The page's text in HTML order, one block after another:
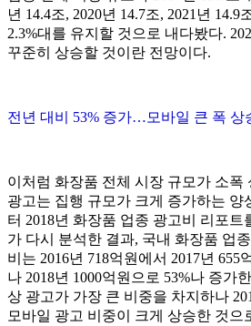
년 14.4조, 2020년 14.7조, 2021년 14.9
2.3%대를 유지할 것으로 내다봤다.
꾸준히 상승할 것이란 전망이다.
전년 대비 53% 증가…모바일 큰 폭 상
이처럼 화장품 전체 시장 규모가 소폭
광고는 집행 규모가 크게 증가하는 양
터 2018년 화장품 업종 광고비 리포트
가 다시 분석한 결과, 국내 화장품 업
비는 2016년 718억원에서 2017년 655
나 2018년 1000억원으로 53%나 증가
상 광고가 가장 큰 비중을 차지하나
모바일 광고 비중이 크게 상승한 것으